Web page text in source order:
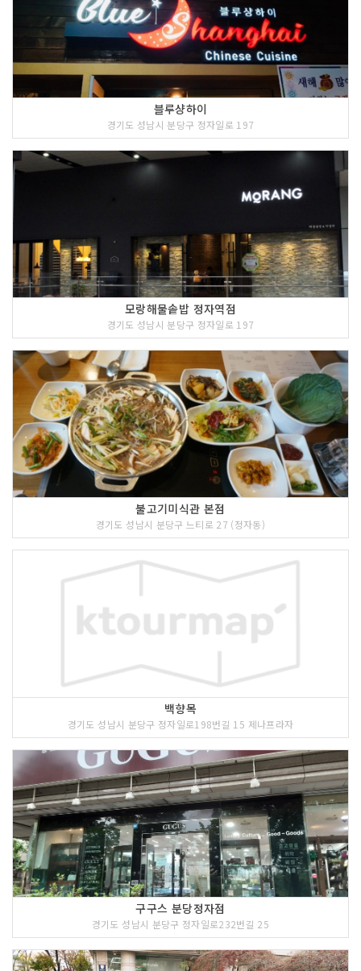
블루샹하이
경기도 성남시 분당구 정자일로 197
모랑해물솥밥 정자역점
경기도 성남시 분당구 정자일로 197
불고기미식관 본점
경기도 성남시 분당구 느티로 27 (정자동)
백향목
경기도 성남시 분당구 정자일로198번길 15 제나프라자
구구스 분당정자점
경기도 성남시 분당구 정자일로232번길 25